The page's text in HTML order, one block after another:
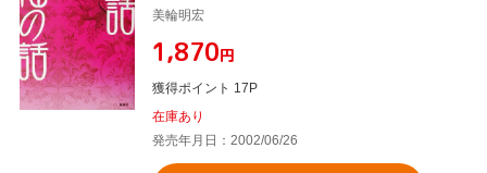
美輪明宏
¥1,870円
獲得ポイント 17P
在庫あり
発売年月日：2002/06/26